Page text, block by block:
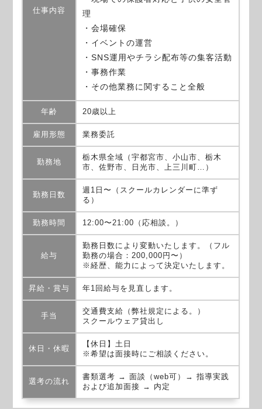
仕事内容
理
・会場確保
・イベントの運営
・SNS運用やチラシ配布等の集客活動
・事務作業
・その他業務に関すること全般
年齢 20歳以上
雇用形態 業務委託
勤務地
栃木県全域（宇都宮市、小山市、栃木
市、佐野市、日光市、上三川町…）
勤務日数
週1日〜（スクールカレンダーに準ず
る）
勤務時間 12:00〜21:00（応相談。）
給与
勤務日数により変動いたします。（フル
勤務の場合：200,000円〜）
※経歴、能力によって決定いたします。
昇給・賞与 年1回給与を見直します。
手当
交通費支給（弊社規定による。）
スクールウェア貸出し
休日・休暇
【休日】土日
※希望は面接時にご相談ください。
選考の流れ
書類選考 → 面談（web可）→ 指導実践
および追加面接 → 内定